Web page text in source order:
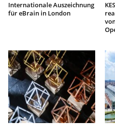
Internationale Auszeichnung
für eBrain in London